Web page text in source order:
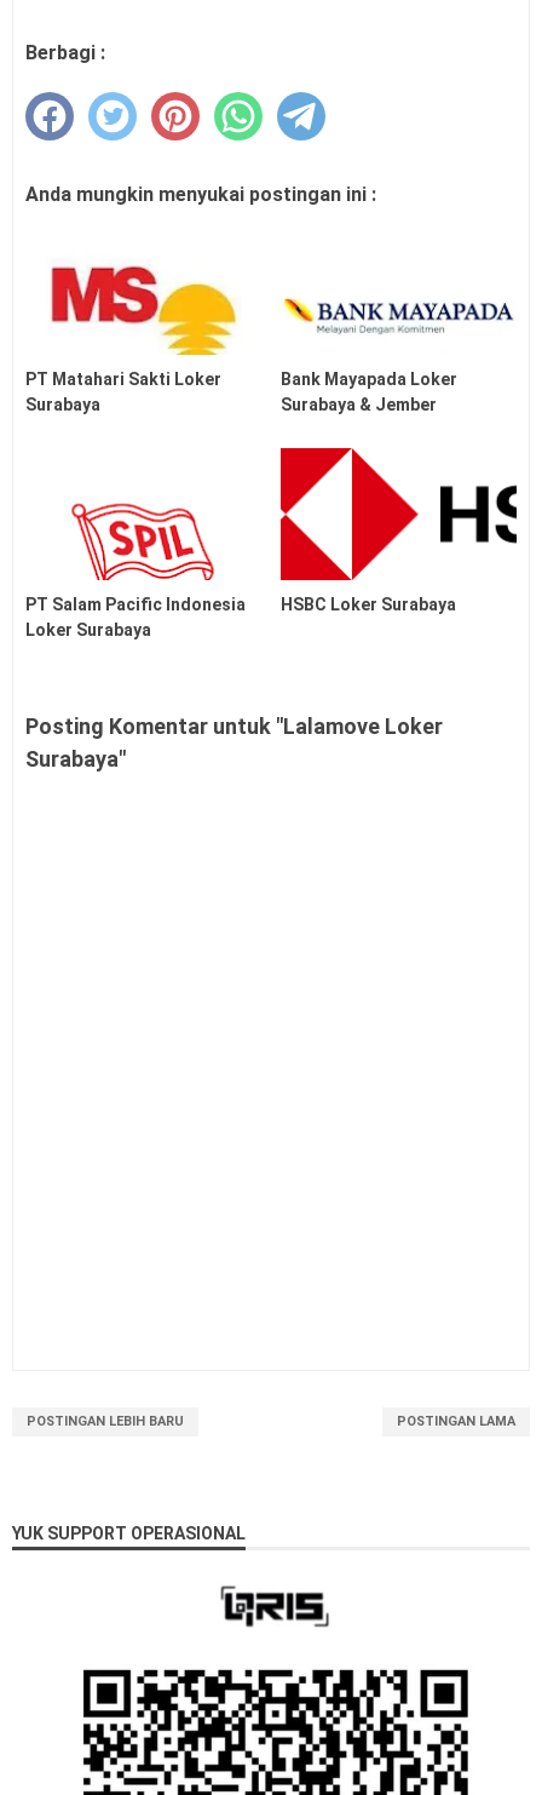
Berbagi :
Anda mungkin menyukai postingan ini :
PT Matahari Sakti Loker
Surabaya
Bank Mayapada Loker
Surabaya & Jember
PT Salam Pacific Indonesia
Loker Surabaya
HSBC Loker Surabaya
Posting Komentar untuk "Lalamove Loker
Surabaya"
POSTINGAN LEBIH BARU POSTINGAN LAMA
YUK SUPPORT OPERASIONAL